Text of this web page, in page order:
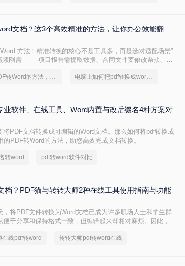
文档？这3个高效精准的方法，让你办公效能翻
方法！精准转换的核心不是工具多，而是选对适配场景”
频刚需 —— 项目报告需提取数据、合同文件要修改条款、学
这2个PDF转Word的方法，高效率转换，排版不乱码！ 电脑上如何把pdf转换成word文档
业软件、在线工具、Word内置与改后缀名4种方案对
将PDF文档转换成可编辑的Word文档。那么如何将pdf转换成
PDF转Word的方法，助您高效完成文档转换。
转word pdf转word软件对比
档？PDF猫与转转大师2种在线工具使用指南与功能
，将PDF文件转换为Word文档已成为许多职场人士和学生群
便于分享和保持格式一致，但编辑起来却相对麻烦。因此，找
成Word文档的方法。
在线pdf转word 转转大师pdf转word在线